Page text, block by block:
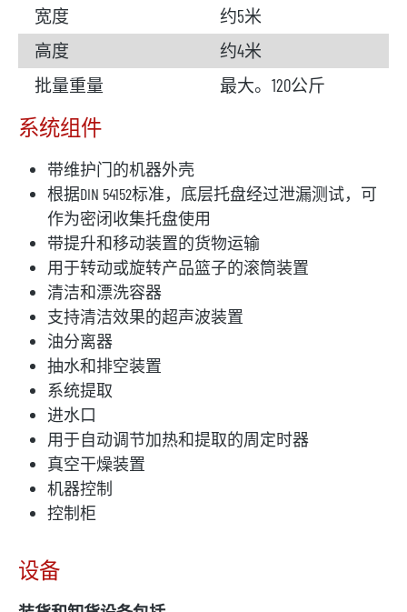
宽度
约5米
高度
约4米
批量重量
最大。120公斤
系统组件
带维护门的机器外壳
根据DIN 54152标准，底层托盘经过泄漏测试，可
作为密闭收集托盘使用
带提升和移动装置的货物运输
用于转动或旋转产品篮子的滚筒装置
清洁和漂洗容器
支持清洁效果的超声波装置
油分离器
抽水和排空装置
系统提取
进水口
用于自动调节加热和提取的周定时器
真空干燥装置
机器控制
控制柜
设备